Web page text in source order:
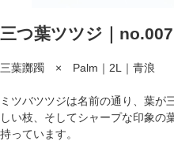
三つ葉ツツジ｜no.007
三葉躑躅 × Palm｜2L｜青浪
ミツバツツジは名前の通り、葉が
しい枝、そしてシャープな印象の
持っています。